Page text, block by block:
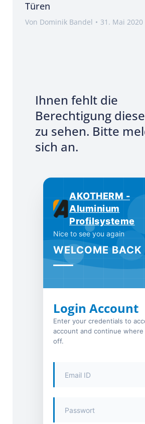
Türen
Von Dominik Bandel 31. Mai 2020
Ihnen fehlt die
Berechtigung
zu sehen. Bitte
sich an.
AKOTHERM -
Aluminium
Profilsysteme
Nice to see you again
WELCOME BACK
Login Account
Enter your credentials to
account and continue
off.